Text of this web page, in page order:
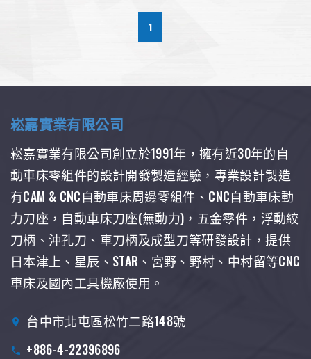
1
崧嘉實業有限公司
崧嘉實業有限公司創立於1991年，擁有近30年的自
動車床零組件的設計開發製造經驗，專業設計製造
有CAM & CNC自動車床周邊零組件、CNC自動車床動
力刀座，自動車床刀座(無動力)，五金零件，浮動絞
刀柄、沖孔刀、車刀柄及成型刀等研發設計，提供
日本津上、星辰、STAR、宮野、野村、中村留等CNC
車床及國內工具機廠使用。
台中市北屯區松竹二路148號
+886-4-22396896